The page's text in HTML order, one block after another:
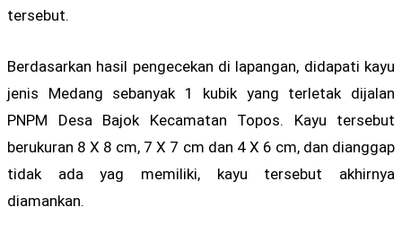
tersebut.
Berdasarkan hasil pengecekan di lapangan, didapati kayu
jenis Medang sebanyak 1 kubik yang terletak dijalan
PNPM Desa Bajok Kecamatan Topos. Kayu tersebut
berukuran 8 X 8 cm, 7 X 7 cm dan 4 X 6 cm, dan dianggap
tidak ada yag memiliki, kayu tersebut akhirnya
diamankan.